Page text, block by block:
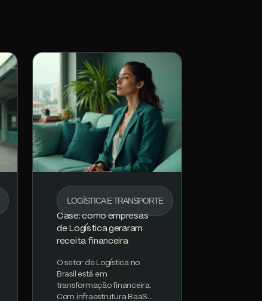
LOGÍSTICA E TRANSPORTE
Case: como empresas
de Logística geraram
receita financeira
O setor de Logística no
Brasil está em
transformação financeira.
Com infraestrutura BaaS